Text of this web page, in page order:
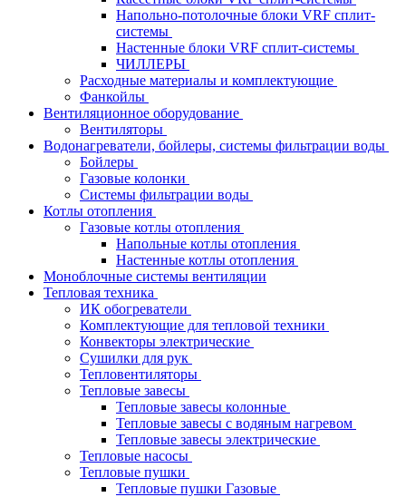
Напольно-потолочные блоки VRF сплит-
системы
Настенные блоки VRF сплит-системы
ЧИЛЛЕРЫ
Расходные материалы и комплектующие
Фанкойлы
Вентиляционное оборудование
Вентиляторы
Водонагреватели, бойлеры, системы фильтрации воды
Бойлеры
Газовые колонки
Системы фильтрации воды
Котлы отопления
Газовые котлы отопления
Напольные котлы отопления
Настенные котлы отопления
Моноблочные системы вентиляции
Тепловая техника
ИК обогреватели
Комплектующие для тепловой техники
Конвекторы электрические
Сушилки для рук
Тепловентиляторы
Тепловые завесы
Тепловые завесы колонные
Тепловые завесы с водяным нагревом
Тепловые завесы электрические
Тепловые насосы
Тепловые пушки
Тепловые пушки Газовые